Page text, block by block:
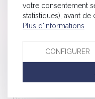
la franchise
La médiation familiale
- Divorce - Le Particulier
Tout ce qu’il faut savoir
votre consentement
statistiques), avant de
Plus d'informations
CONFIGURER